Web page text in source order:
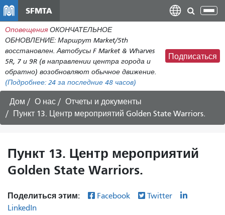
содержанию
SFMTA
Оповещения ОКОНЧАТЕЛЬНОЕ
ОБНОВЛЕНИЕ: Маршрут Market/5th
восстановлен. Автобусы F Market & Wharves
5R, 7 и 9R (в направлении центра города и
обратно) возобновляют обычное движение.
(Подробнее: 24 за последние 48 часов)
Подписаться
Дом О нас
Отчеты и документы
Пункт 13. Центр мероприятий Golden State Warriors.
Пункт 13. Центр мероприятий
Golden State Warriors.
Поделиться этим: Facebook
Twitter
LinkedIn